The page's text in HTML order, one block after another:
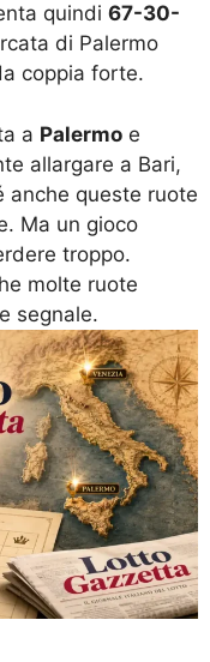
quindi 67-30-
di Palermo
coppia forte.
a Palermo e
allargare a Bari,
anche queste ruote
Ma un gioco
troppo.
molte ruote
segnale.